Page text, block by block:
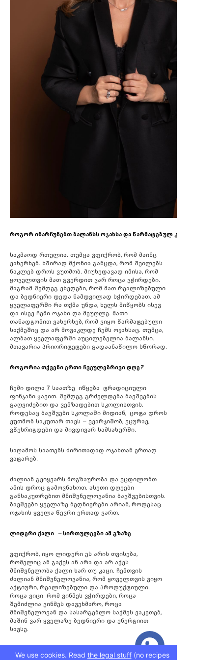
როგორ ინარჩუნებთ ბალანსს ოჯახსა და წარმატებულ კარიერას
საკმაოდ რთულია. თუმცა ვფიქრობ, რომ მაინც
ვახერხებ. ხშირად მქონია განცდა, რომ შვილებს
ნაკლებ დროს ვუთმობ. მიუხედავად იმისა, რომ
ყოველთვის მათ გვერდით ვარ როცა ვჭირდები.
მაგრამ შემდეგ ვხვდები, რომ მათ რეალიზებული
და ბედნიერი დედა ნამდვილად სჭირდებათ. ამ
ყველაფერში რა თქმა უნდა, ხელს მიწყობს ისევ
და ისევ ჩემი ოჯახი და მეუღლე. მათი
თანადგომით ვახერხებ, რომ ვიყო წარმატებული
საქმეშიც და არ მოვაკლდე ჩემს ოჯახსაც. თუმცა,
ალბათ ყველაფერში აუცილებელია ბალანსი.
მთავარია პრიორიტეტები გადაანაწილო სწორად.
როგორია თქვენი ერთი ჩვეულებრივი დღე ?
ჩემი დილა 7 საათზე იწყება ტრადიციული
ფინჯანი ყავით. შემდეგ გრძელდება ბავშვების
გაღვიძებით და ვემზადებით სკოლისთვის.
როდესაც ბავშვები სკოლაში მიდიან, ცოტა დროს
ვუთმობ საკუთარ თავს – ვვარჯიშობ, ვცურავ,
ვწესრიგდები და მივდივარ სამსახურში.
საღამოს საათებს ძირითადად ოჯახთან ერთად
ვატარებ.
ძალიან გვიყვარს მოგზაურობა და ვცდილობთ
ამის დროც გამოვნახოთ. ასეთი დღეები
განსაკუთრებით მნიშვნელოვანია ბავშვებისთვის.
ბავშვები ყველაზე ბედნიერები არიან, როდესაც
ოჯახის ყველა წევრი ერთად ვართ.
ლიდერი ქალი –სირთულეები ამ გზაზე
ვფიქრობ, იყო ლიდერი ეს არის თვისება,
რომელიც ან გაქვს ან არა და არ აქვს
მნიშვნელობა ქალი ხარ თუ კაცი. ჩემთვის
ძალიან მნიშვნელოვანია, რომ ყოველთვის ვიყო
აქტიური, რეალიზებული და პროდუქტიული.
როცა ვიცი რომ ვინმეს ვჭირდები, როცა
შემიძლია ვინმეს დავეხმარო, როცა
მნიშვნელოვან და სასარგებლო საქმეს ვაკეთებ,
მაშინ ვარ ყველაზე ბედნიერი და ენერგიით
სავსე.
ვიტყოდი რომ ნამდვილად არაა იოლი იყო დედა
We use cookies. Read the legal stuff(no recipes